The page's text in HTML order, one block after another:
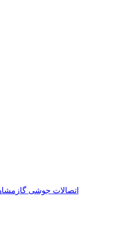
اتصالات جوشی گاز